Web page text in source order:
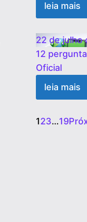
leia mais
22 de julho
12
Oficial
leia mais
123…19